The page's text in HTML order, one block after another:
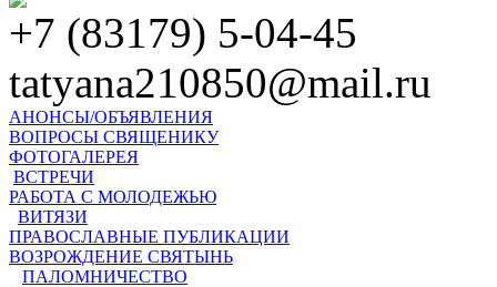
+7 (83179) 5-04-45
tatyana210850@mail.ru
АНОНСЫ/ОБЪЯВЛЕНИЯ
ВОПРОСЫ СВЯЩЕНИКУ
ФОТОГАЛЕРЕЯ
ВСТРЕЧИ
РАБОТА С МОЛОДЕЖЬЮ
ВИТЯЗИ
ПРАВОСЛАВНЫЕ ПУБЛИКАЦИИ
ВОЗРОЖДЕНИЕ СВЯТЫНЬ
ПАЛОМНИЧЕСТВО